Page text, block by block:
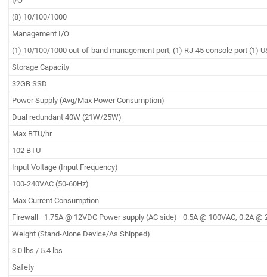
(8) 10/100/1000
Management I/O
(1) 10/100/1000 out-of-band management port, (1) RJ-45 console port (1)
Storage Capacity
32GB SSD
Power Supply (Avg/Max Power Consumption)
Dual redundant 40W (21W/25W)
Max BTU/hr
102 BTU
Input Voltage (Input Frequency)
100-240VAC (50-60Hz)
Max Current Consumption
Firewall—1.75A @ 12VDC Power supply (AC side)—0.5A @ 100VAC, 0.2A @
Weight (Stand-Alone Device/As Shipped)
3.0 lbs / 5.4 lbs
Safety